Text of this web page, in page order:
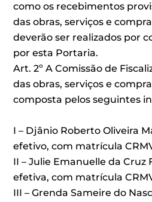
como os recebimentos
das obras, serviços e
deverão ser realizados por
por esta Portaria.
Art. 2º A Comissão de
das obras, serviços e
composta pelos seguintes
I – Djânio Roberto Oliveira
efetivo, com matrícula
II – Julie Emanuelle da
efetiva, com matrícula
III – Grenda Sameire do